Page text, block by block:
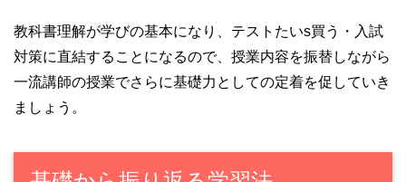
教科書理解が学びの基本になり、テストたいs買う・入試
対策に直結することになるので、授業内容を振替しながら
一流講師の授業でさらに基礎力としての定着を促していき
ましょう。